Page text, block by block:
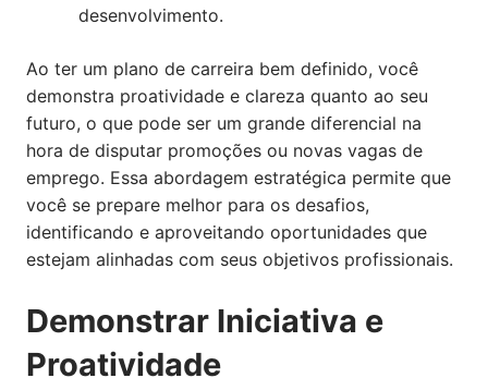
desenvolvimento.
Ao ter um plano de carreira bem definido, você
demonstra proatividade e clareza quanto ao seu
futuro, o que pode ser um grande diferencial na
hora de disputar promoções ou novas vagas de
emprego. Essa abordagem estratégica permite que
você se prepare melhor para os desafios,
identificando e aproveitando oportunidades que
estejam alinhadas com seus objetivos profissionais.
Demonstrar Iniciativa e
Proatividade